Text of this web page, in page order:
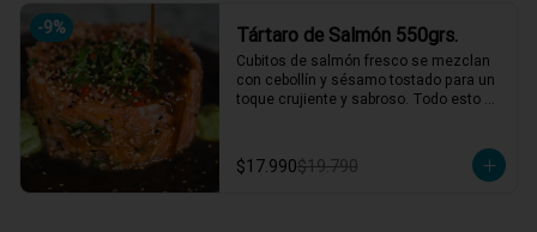
en su presentación completa, salsas o
acompañamientos incluidos.
-9% Tártaro de Salmón 550grs.
Cubitos de salmón fresco se mezclan
con cebollín y sésamo tostado para un
toque crujiente y sabroso. Todo esto
cilantro. ¡Un tártaro que combina
frescura y sabor en cada bocado! 🍣✨
$17.990$19.790